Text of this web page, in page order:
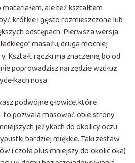
ale też kształtem
krótkie i gęsto rozmieszczone lub
odstępach. Pierwsza wersja
masażu, druga mocniej
Kształt rączki ma znaczenie, bo od
poprowadzisz narzędzie wzdłuż
nosa.
podwójne głowice, które
to pozwala masować obie strony
jeżykach do okolicy oczu
bardziej miękkie. Taki zestaw
i czoła plus mniejszy do okolic oka)